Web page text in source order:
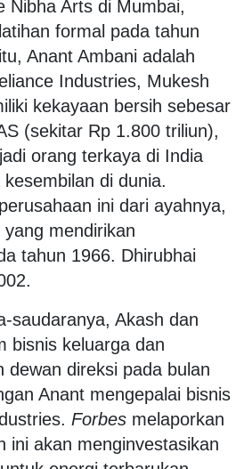
Nibha Arts di Mumbai,
formal pada tahun
Anant Ambani adalah
Industries, Mukesh
kekayaan bersih sebesar
(sekitar Rp 1.800 triliun),
orang terkaya di India
di dunia.
ini dari ayahnya,
mendirikan
tahun 1966. Dhirubhai
saudaranya, Akash dan
bisnis keluarga dan
dewan direksi pada bulan
Anant mengepalai bisnis
Forbes melaporkan
ini akan menginvestasikan